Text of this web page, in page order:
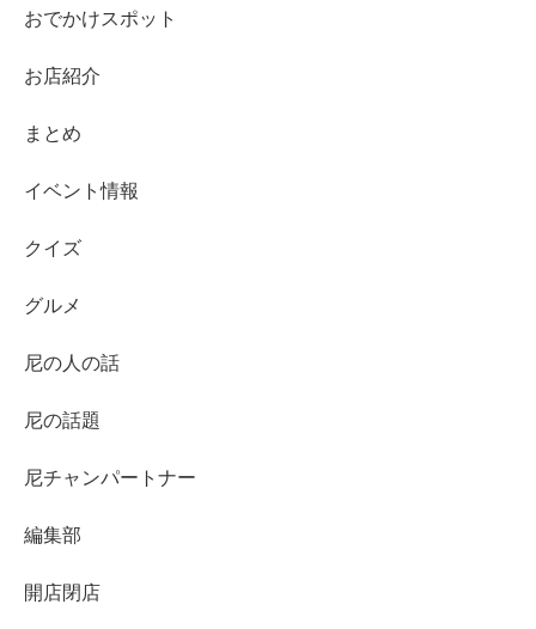
おでかけスポット
お店紹介
まとめ
イベント情報
クイズ
グルメ
尼の人の話
尼の話題
尼チャンパートナー
編集部
開店閉店